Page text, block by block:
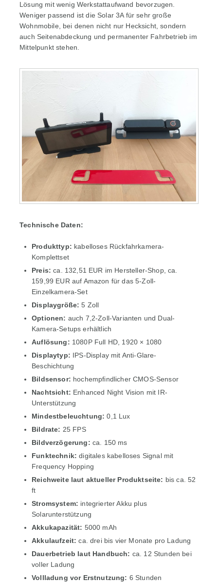
Lösung mit wenig Werkstattaufwand bevorzugen.
Weniger passend ist die Solar 3A für sehr große
Wohnmobile, bei denen nicht nur Hecksicht, sondern
auch Seitenabdeckung und permanenter Fahrbetrieb im
Mittelpunkt stehen.
Technische Daten:
Produkttyp: kabelloses Rückfahrkamera-
Komplettset
Preis: ca. 132,51 EUR im Hersteller-Shop, ca.
159,99 EUR auf Amazon für das 5-Zoll-
Einzelkamera-Set
Displaygröße: 5 Zoll
Optionen: auch 7,2-Zoll-Varianten und Dual-
Kamera-Setups erhältlich
Auflösung: 1080P Full HD, 1920 × 1080
Displaytyp: IPS-Display mit Anti-Glare-
Beschichtung
Bildsensor: hochempfindlicher CMOS-Sensor
Nachtsicht: Enhanced Night Vision mit IR-
Unterstützung
Mindestbeleuchtung: 0,1 Lux
Bildrate: 25 FPS
Bildverzögerung: ca. 150 ms
Funktechnik: digitales kabelloses Signal mit
Frequency Hopping
Reichweite laut aktueller Produktseite: bis ca. 52
ft
Stromsystem: integrierter Akku plus
Solarunterstützung
Akkukapazität: 5000 mAh
Akkulaufzeit: ca. drei bis vier Monate pro Ladung
Dauerbetrieb laut Handbuch: ca. 12 Stunden bei
voller Ladung
Vollladung vor Erstnutzung: 6 Stunden